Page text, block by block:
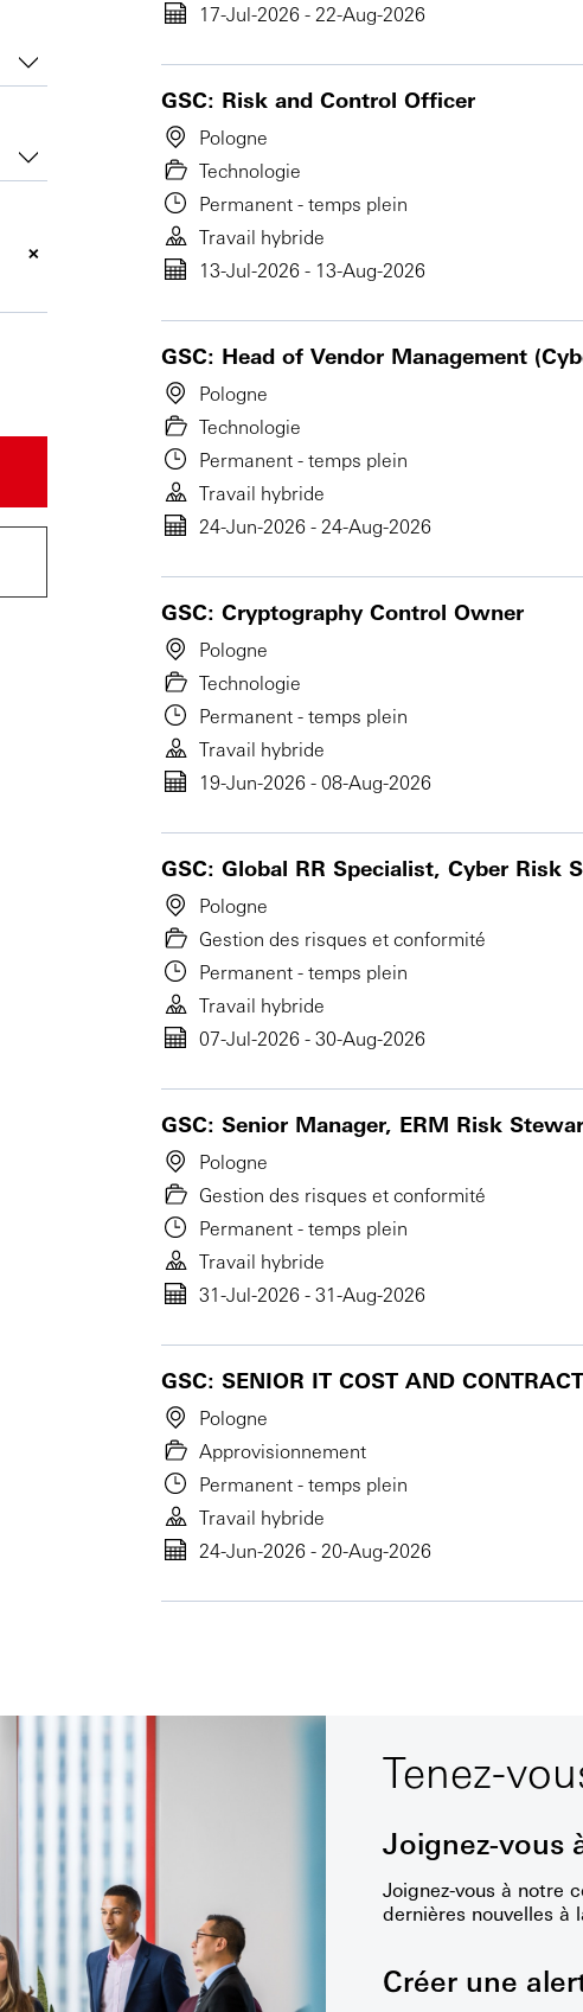
×
17-Jul-2026 - 22-Aug-2026
GSC: Risk and Control Officer
Pologne
Technologie
Permanent - temps plein
Travail hybride
13-Jul-2026 - 13-Aug-2026
GSC: Head of Vendor Management
Pologne
Technologie
Permanent - temps plein
Travail hybride
24-Jun-2026 - 24-Aug-2026
GSC: Cryptography Control Owner
Pologne
Technologie
Permanent - temps plein
Travail hybride
19-Jun-2026 - 08-Aug-2026
GSC: Global RR Specialist, Cyber Risk
Pologne
Gestion des risques et conformité
Permanent - temps plein
Travail hybride
07-Jul-2026 - 30-Aug-2026
GSC: Senior Manager, ERM Risk
Pologne
Gestion des risques et conformité
Permanent - temps plein
Travail hybride
31-Jul-2026 - 31-Aug-2026
GSC: SENIOR IT COST AND
Pologne
Approvisionnement
Permanent - temps plein
Travail hybride
24-Jun-2026 - 20-Aug-2026
Tenez-
Joignez-vous
Joignez-vous à notre
dernières nouvelles à
Créer une